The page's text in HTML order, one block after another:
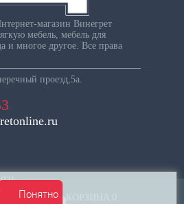
Понятно
магазин Винегрет
мебель, мебель для
и многое другое. Все права
проезд,5а.